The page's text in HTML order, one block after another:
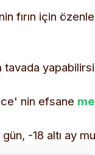
fırın için
tavada
nin efsane
-18 altı ay